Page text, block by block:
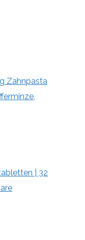
Zahnpasta
| 32